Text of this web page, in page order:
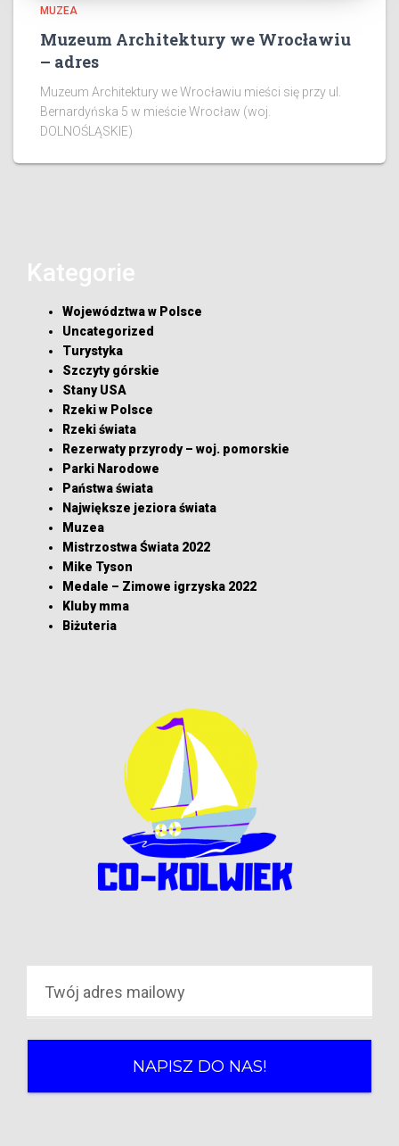
MUZEA
Muzeum Architektury we Wrocławiu
– adres
Muzeum Architektury we Wrocławiu mieści się przy ul.
Bernardyńska 5 w mieście Wrocław (woj.
DOLNOŚLĄSKIE)
Kategorie
Województwa w Polsce
Uncategorized
Turystyka
Szczyty górskie
Stany USA
Rzeki w Polsce
Rzeki świata
Rezerwaty przyrody – woj. pomorskie
Parki Narodowe
Państwa świata
Największe jeziora świata
Muzea
Mistrzostwa Świata 2022
Mike Tyson
Medale – Zimowe igrzyska 2022
Kluby mma
Biżuteria
NAPISZ DO NAS!